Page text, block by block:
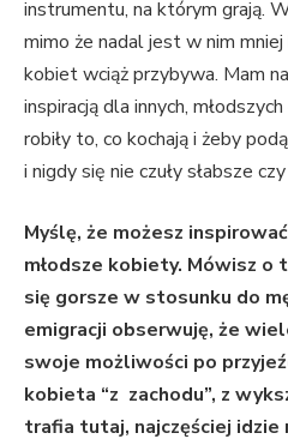
instrumentu, na którym grają.
mimo że nadal jest w nim
kobiet wciąż przybywa. Mam
inspiracją dla innych,
robiły to, co kochają i żeby
i nigdy się nie czuły słabsze
Myślę, że możesz
młodsze kobiety. Mówisz o
się gorsze w stosunku do
emigracji obserwuję, że
swoje możliwości po
kobieta “z zachodu”, z
trafia tutaj, najczęściej idzie